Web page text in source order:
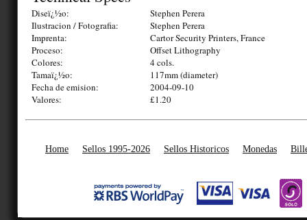
Diseï¿½o:
Stephen Perera
Ilustracion / Fotografia:
Stephen Perera
Imprenta:
Cartor Security Printers, France
Proceso:
Offset Lithography
Colores:
4 cols.
Tamaï¿½o:
117mm (diameter)
Fecha de emision:
2004-09-10
Valores:
£1.20
Home Sellos 1995-2026 Sellos Historicos Monedas